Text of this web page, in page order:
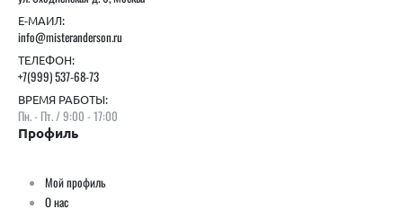
Е-МАИЛ:
info@misteranderson.ru
ТЕЛЕФОН:
+7(999) 537-68-73
ВРЕМЯ РАБОТЫ:
Пн. - Пт. / 9:00 - 17:00
Профиль
Мой профиль
О нас